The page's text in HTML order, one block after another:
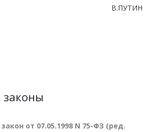
В.ПУТИН
от 07.05.1998 N 75-ФЗ (ред.